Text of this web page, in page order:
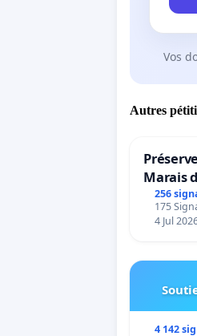
Vos
Autres
Marais
256
175
4 Jul
4 142